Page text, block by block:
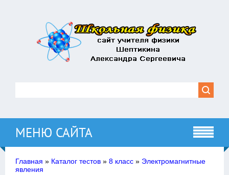
МЕНЮ САЙТА
Главная » Каталог тестов » 8 класс » Электромагнитные
явления